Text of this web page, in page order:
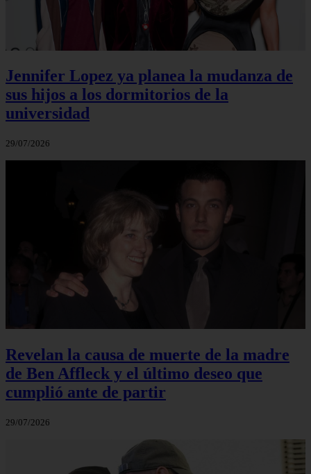
Jennifer Lopez ya planea la mudanza de
sus hijos a los dormitorios de la
universidad
29/07/2026
Revelan la causa de muerte de la madre
de Ben Affleck y el último deseo que
cumplió ante de partir
29/07/2026